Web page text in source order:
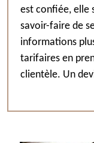
est confiée, elle
savoir-faire de
informations
tarifaires en
clientèle. Un